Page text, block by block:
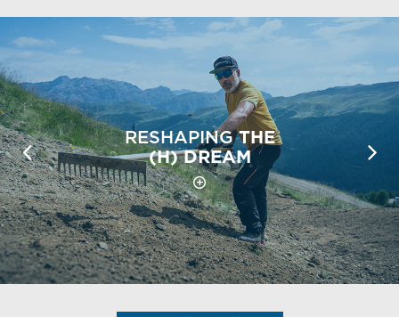
RESHAPINGTHE
(H) DREAM